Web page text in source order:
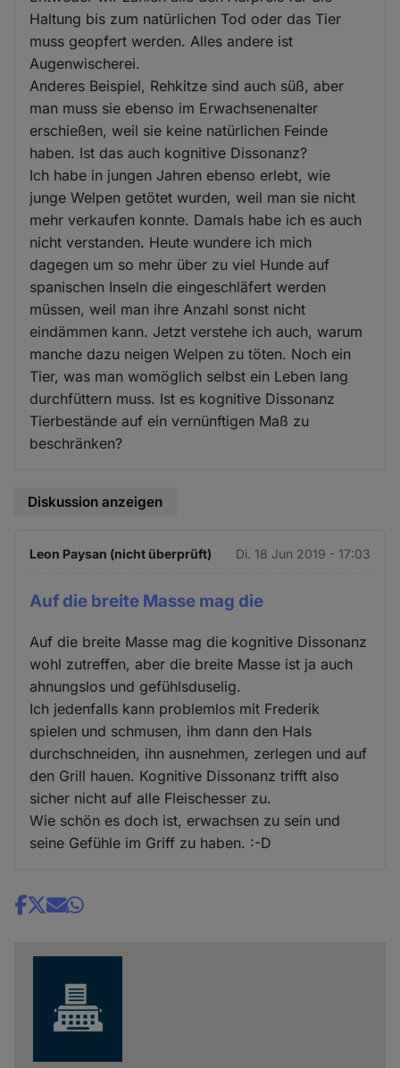
Haltung bis zum natürlichen Tod oder das Tier
muss geopfert werden. Alles andere ist
Augenwischerei.
Anderes Beispiel, Rehkitze sind auch süß, aber
man muss sie ebenso im Erwachsenenalter
erschießen, weil sie keine natürlichen Feinde
haben. Ist das auch kognitive Dissonanz?
Ich habe in jungen Jahren ebenso erlebt, wie
junge Welpen getötet wurden, weil man sie nicht
mehr verkaufen konnte. Damals habe ich es auch
nicht verstanden. Heute wundere ich mich
dagegen um so mehr über zu viel Hunde auf
spanischen Inseln die eingeschläfert werden
müssen, weil man ihre Anzahl sonst nicht
eindämmen kann. Jetzt verstehe ich auch, warum
manche dazu neigen Welpen zu töten. Noch ein
Tier, was man womöglich selbst ein Leben lang
durchfüttern muss. Ist es kognitive Dissonanz
Tierbestände auf ein vernünftigen Maß zu
beschränken?
Diskussion anzeigen
Leon Paysan (nicht überprüft) Di. 18 Jun 2019 - 17:03
Auf die breite Masse mag die
Auf die breite Masse mag die kognitive Dissonanz
wohl zutreffen, aber die breite Masse ist ja auch
ahnungslos und gefühlsduselig.
Ich jedenfalls kann problemlos mit Frederik
spielen und schmusen, ihm dann den Hals
durchschneiden, ihn ausnehmen, zerlegen und auf
den Grill hauen. Kognitive Dissonanz trifft also
sicher nicht auf alle Fleischesser zu.
Wie schön es doch ist, erwachsen zu sein und
seine Gefühle im Griff zu haben. :-D
Share